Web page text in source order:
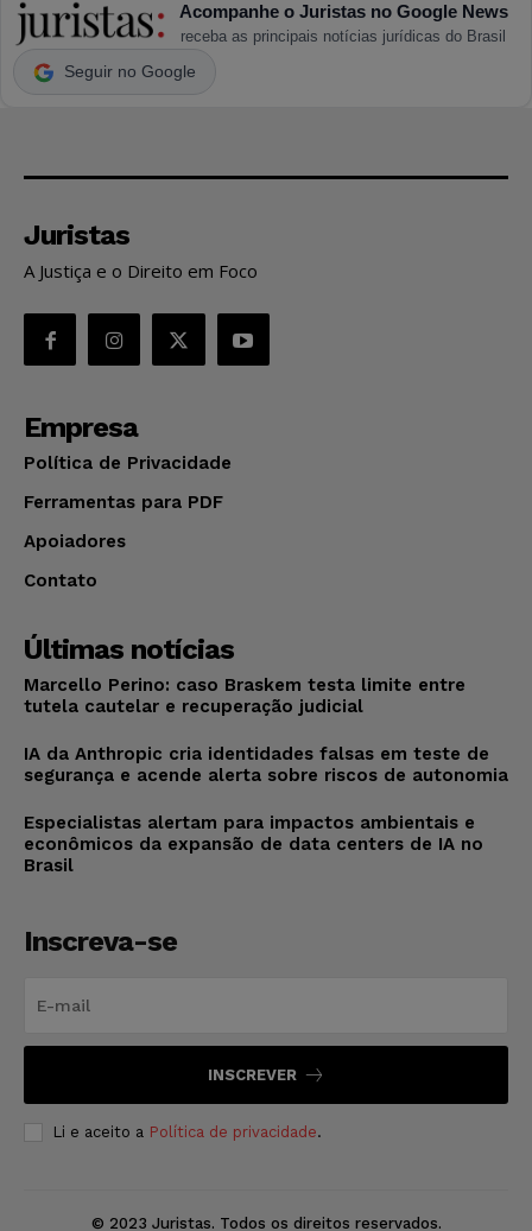
Acompanhe o Juristas no Google News
receba as principais notícias jurídicas do Brasil
Seguir no Google
Juristas
A Justiça e o Direito em Foco
Empresa
Política de Privacidade
Ferramentas para PDF
Apoiadores
Contato
Últimas notícias
Marcello Perino: caso Braskem testa limite entre
tutela cautelar e recuperação judicial
IA da Anthropic cria identidades falsas em teste de
segurança e acende alerta sobre riscos de autonomia
Especialistas alertam para impactos ambientais e
econômicos da expansão de data centers de IA no
Brasil
Inscreva-se
INSCREVER
Li e aceito a Política de privacidade.
© 2023 Juristas. Todos os direitos reservados.